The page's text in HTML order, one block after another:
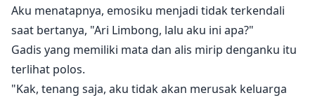
Setelahnya, dia berkata, "Sari, mari kita menikah lagi."
Aku sama sekali tidak merasa apa-apa dan menjawab,
"Pak Limbong, kurasa tidak ada yang perlu kita
bicarakan selain urusan bisnis."
Aku menatapnya, emosiku menjadi tidak terkendali
saat bertanya, "Ari Limbong, lalu aku ini apa?"
Gadis yang memiliki mata dan alis mirip denganku itu
terlihat polos.
"Kak, tenang saja, aku tidak akan merusak keluarga